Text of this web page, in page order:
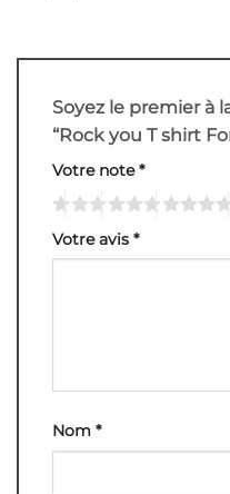
Soyez le premier à
“Rock you T shirt
Votre note*
Votre avis *
Nom *